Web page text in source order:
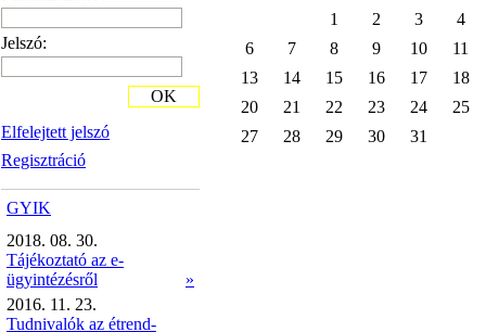
Jelszó:
Elfelejtett jelszó
Regisztráció
OK
GYIK
2018. 08. 30.
Tájékoztató az e-
ügyintézésről
»
2016. 11. 23.
Tudnivalók az étrend-
1
2 3
4
6
7 8 9 10
11
13
14 15 16 17
18
20
21 22 23 24
25
27
28 29 30 31